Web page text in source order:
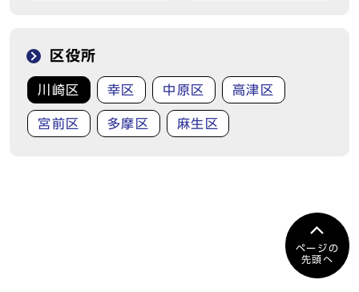
区役所
川崎区 幸区 中原区 高津区
宮前区 多摩区 麻生区
ページの
先頭へ